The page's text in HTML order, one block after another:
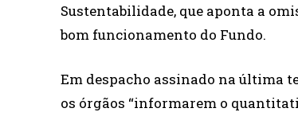
Sustentabilidade, que aponta a
bom funcionamento do Fundo.
Em despacho assinado na última
os órgãos “informarem o